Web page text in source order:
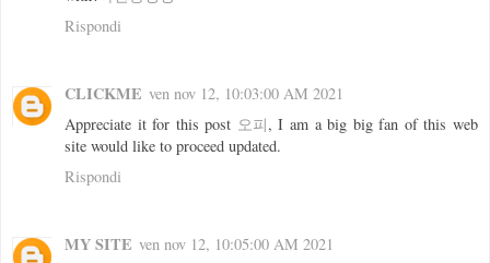
Rispondi
CLICKME ven nov 12, 10:03:00 AM 2021
Appreciate it for this post 오피, I am a big big fan of this web
site would like to proceed updated.
Rispondi
MY SITE ven nov 12, 10:05:00 AM 2021